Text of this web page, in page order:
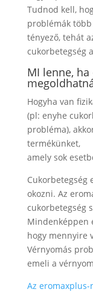
Tudnod kell,
problémák
tényező, tehát
cukorbetegség
MI lenne, ha
Hogyha van
(pl: enyhe
probléma),
termékünket,
amely sok
Cukorbetegség
okozni. Az
cukorbetegség
Mindenképpen
hogy mennyire
Vérnyomás
emeli a
Az